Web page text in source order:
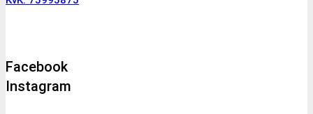
Facebook
Instagram